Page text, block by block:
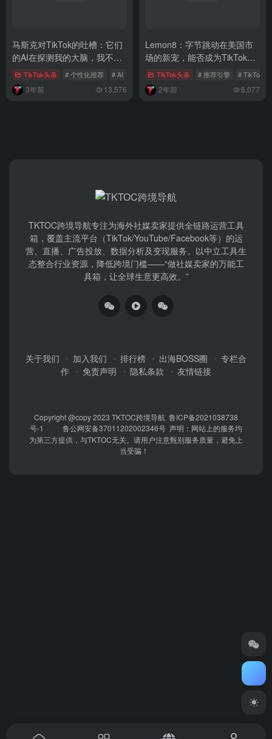
马斯克对TikTok的吐槽：它们
的AI在探测我的大脑，我不再
使用了！
TikTok头条 # 个性化推荐 # AI # 马斯克
3年前 13,576
Lemon8：字节跳动在美国市
场的新宠，能否成为TikTok的
“备份”计划？
TikTok头条 # 推荐引擎 # TikTok
2年前 6,077
TKTOC跨境导航​专注为海外社媒卖家提供全链路运营工具
箱，覆盖主流平台（TikTok/YouTube/Facebook等）​的运
营、直播、广告投放、数据分析及变现服务。以中立工具生
态整合行业资源，降低跨境门槛——“做社媒卖家的万能工
具箱，让全球生意更高效。”
关于我们 加入我们 排行榜 出海BOSS圈
专栏合
作
免责声明 隐私条款 友情链接
Copyright @copy 2023 TKTOC跨境导航 鲁ICP备2021038738
号-1
鲁公网安备37011202002346号 声明：网站上的服务均
为第三方提供，与TKTOC无关。请用户注意甄别服务质量，避免上
当受骗！